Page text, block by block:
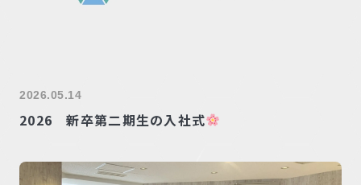
2026.05.14
2026 新卒第二期生の入社式